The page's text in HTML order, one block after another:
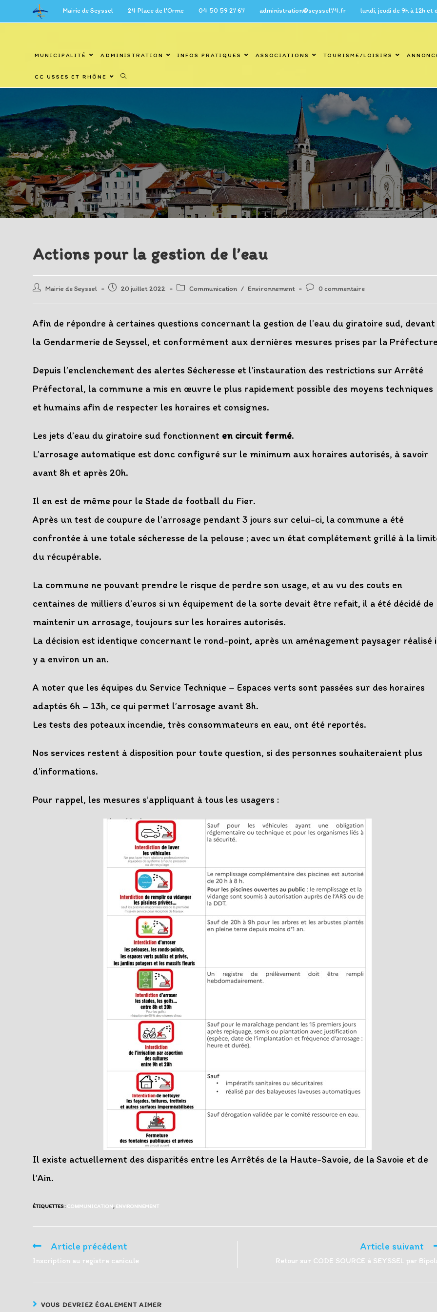
Mairie de Seyssel 24 Place de l'Orme 04 50 59 27 67 administration@seyssel74.fr lundi, jeudi de 9h à 12h et de
MUNICIPALITÉ ADMINISTRATION INFOS PRATIQUES ASSOCIATIONS TOURISME/LOISIRS
CC USSES ET RHÔNE
Blog
Actions pour la gestion de l’eau
Auteur/autrice
publication :
Mairie de Seyssel
Post20 juillet 2022
PostCommunication / Environnement
Post0 commentaire
Afin de répondre à certaines questions concernant la gestion de l’eau du giratoire sud, devant
la Gendarmerie de Seyssel, et conformément aux dernières mesures prises par la
Depuis l’enclenchement des alertes Sécheresse et l’instauration des restrictions sur Arrêté
Préfectoral, la commune a mis en œuvre le plus rapidement possible des moyens techniques
et humains afin de respecter les horaires et consignes.
Les jets d’eau du giratoire sud fonctionnent en circuit fermé.
L’arrosage automatique est donc configuré sur le minimum aux horaires autorisés, à savoir
avant 8h et après 20h.
Il en est de même pour le Stade de football du Fier.
Après un test de coupure de l’arrosage pendant 3 jours sur celui-ci, la commune a été
confrontée à une totale sécheresse de la pelouse ; avec un état complétement grillé à la
du récupérable.
La commune ne pouvant prendre le risque de perdre son usage, et au vu des couts en
centaines de milliers d’euros si un équipement de la sorte devait être refait, il a été décidé de
maintenir un arrosage, toujours sur les horaires autorisés.
La décision est identique concernant le rond-point, après un aménagement paysager réalisé
y a environ un an.
A noter que les équipes du Service Technique – Espaces verts sont passées sur des horaires
adaptés 6h – 13h, ce qui permet l’arrosage avant 8h.
Les tests des poteaux incendie, très consommateurs en eau, ont été reportés.
Nos services restent à disposition pour toute question, si des personnes souhaiteraient plus
d’informations.
Pour rappel, les mesures s’appliquant à tous les usagers :
Il existe actuellement des disparités entre les Arrêtés de la Haute-Savoie, de la Savoie et de
l’Ain.
ÉTIQUETTES : COMMUNICATION, ENVIRONNEMENT
Read
articles
Article précédent
Inscription au registre canicule
Article suivant
Retour sur CODE SOURCE à SEYSSEL par
VOUS DEVRIEZ ÉGALEMENT AIMER